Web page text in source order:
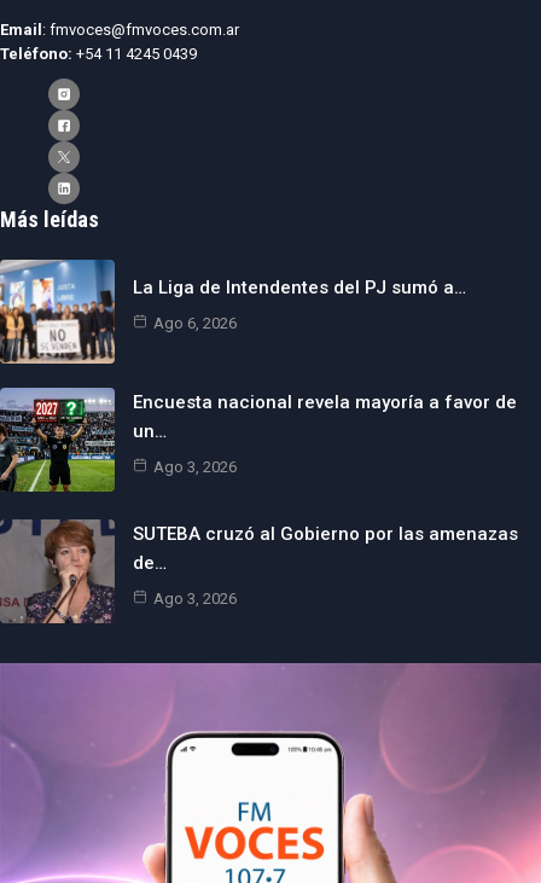
Email : fmvoces@fmvoces.com.ar
Teléfono: +54 11 4245 0439
Más leídas
La Liga de Intendentes del PJ sumó a…
Ago 6, 2026
Encuesta nacional revela mayoría a favor de
un…
Ago 3, 2026
SUTEBA cruzó al Gobierno por las amenazas
de…
Ago 3, 2026